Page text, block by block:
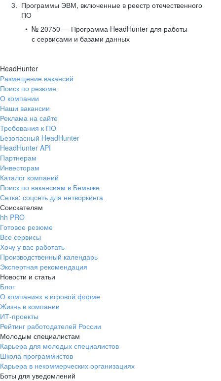
Программы ЭВМ, включенные в реестр отечественного
ПО
№ 20750 — Программа HeadHunter для работы
с сервисами и базами данных
HeadHunter
Размещение вакансий
Поиск по резюме
О компании
Наши вакансии
Реклама на сайте
Требования к ПО
Безопасный HeadHunter
HeadHunter API
Партнерам
Инвесторам
Каталог компаний
Поиск по вакансиям в Бемыже
Сетка: соцсеть для нетворкинга
Соискателям
hh PRO
Готовое резюме
Все сервисы
Хочу у вас работать
Производственный календарь
Экспертная рекомендация
Новости и статьи
Блог
О компаниях в игровой форме
Жизнь в компании
ИТ-проекты
Рейтинг работодателей России
Молодым специалистам
Карьера для молодых специалистов
Школа программистов
Карьера в некоммерческих организациях
Боты для уведомлений